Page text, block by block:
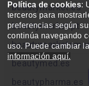
Política de cookies:
terceros para
preferencias según
continúa navegando
uso. Puede cambiar
información aquí.
beautymarket.es
beautymarket.pt
beautymed.es
beautypharma.es